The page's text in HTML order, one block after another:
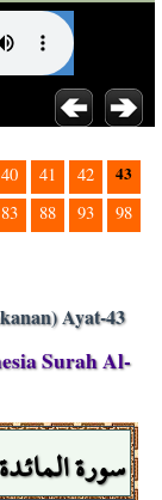
40 41 42 43
83 88 93
98
Ayat-43
Surah Al-
سورة المائدة